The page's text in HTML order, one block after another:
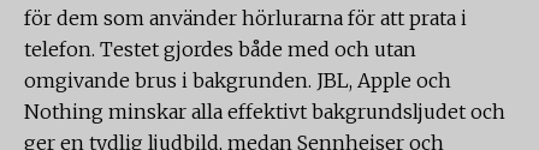
för dem som använder hörlurarna för att prata i
telefon. Testet gjordes både med och utan
omgivande brus i bakgrunden. JBL, Apple och
Nothing minskar alla effektivt bakgrundsljudet och
ger en tydlig ljudbild, medan Sennheiser och